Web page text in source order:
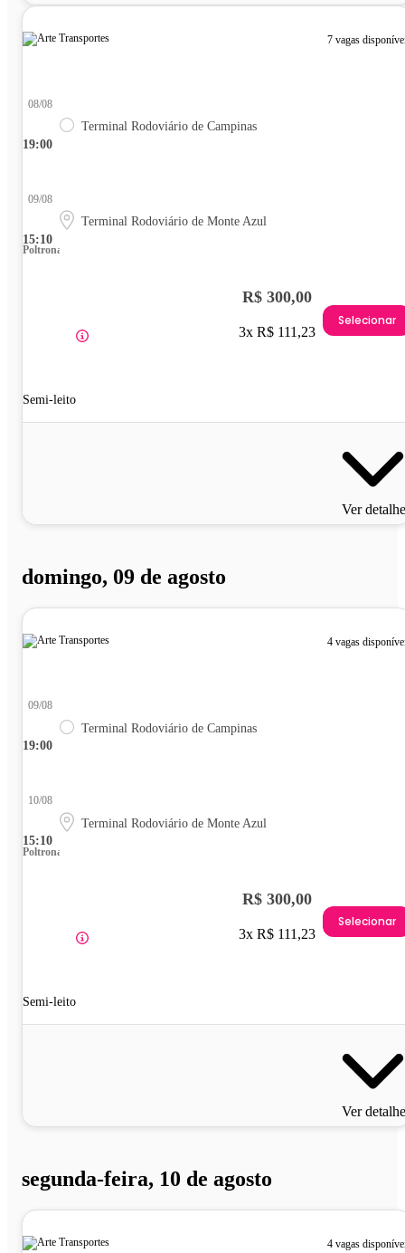
7 vagas
19:00
08/08
Terminal Rodoviário de Campinas
15:10
09/08
Terminal Rodoviário de Monte Azul
Poltrona
Semi-leito
R$ 300,00
3x R$ 111,23
Selecionar
Ver
domingo, 09 de agosto
4 vagas
19:00
09/08
Terminal Rodoviário de Campinas
15:10
10/08
Terminal Rodoviário de Monte Azul
Poltrona
Semi-leito
R$ 300,00
3x R$ 111,23
Selecionar
Ver
segunda-feira, 10 de agosto
4 vagas